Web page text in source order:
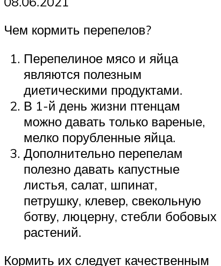
Чем кормить перепелов?
Перепелиное мясо и яйца
являются полезным
диетическими продуктами.
В 1-й день жизни птенцам
можно давать только вареные,
мелко порубленные яйца.
Дополнительно перепелам
полезно давать капустные
листья, салат, шпинат,
петрушку, клевер, свекольную
ботву, люцерну, стебли бобовых
растений.
Кормить их следует качественным